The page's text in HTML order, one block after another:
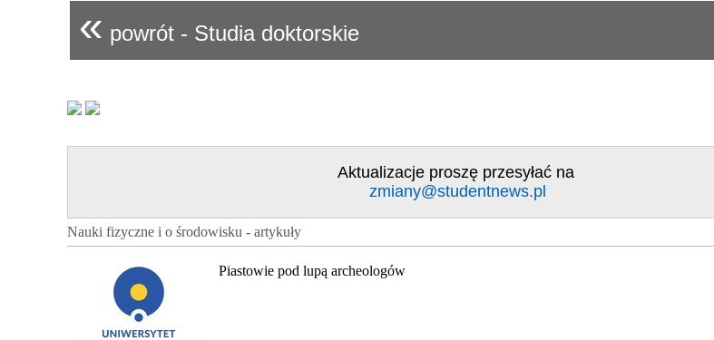
« powrót - Studia doktorskie
Aktualizacje proszę przesyłać na
zmiany@studentnews.pl
Nauki fizyczne i o środowisku - artykuły
Piastowie pod lupą archeologów